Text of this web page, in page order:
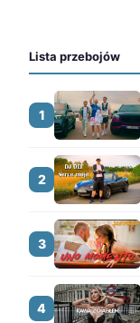
Lista przebojów
1
2
3
4